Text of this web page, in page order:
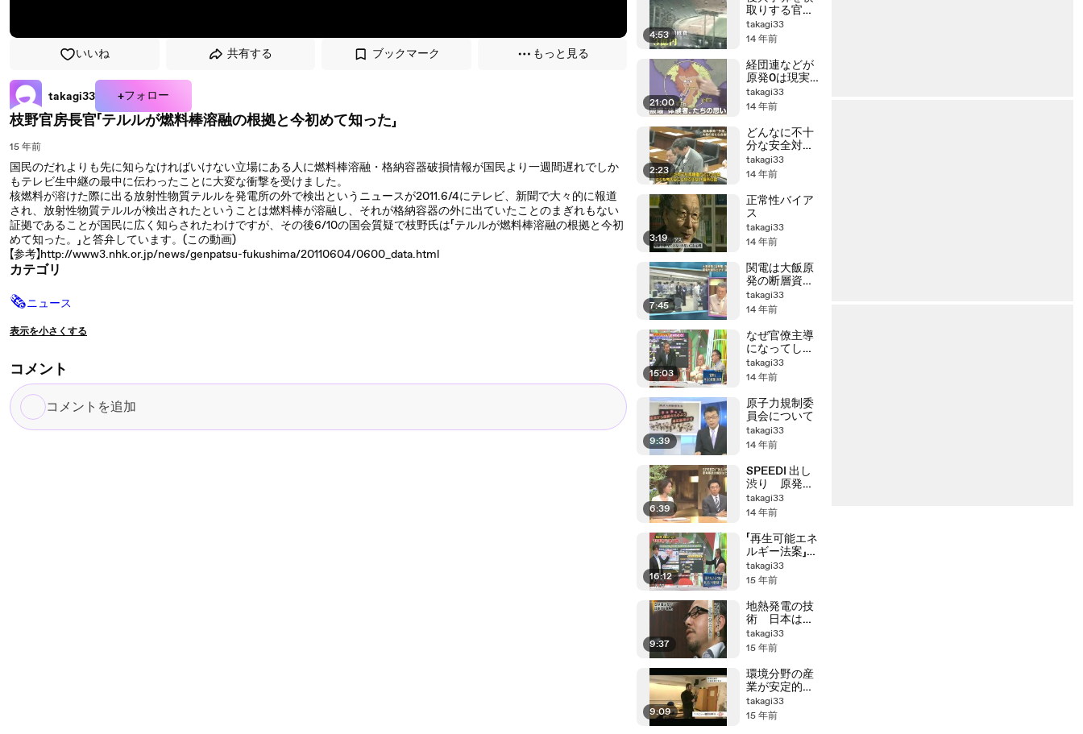
いいね 共有する ブックマーク もっと見る
takagi33 +フォロー
枝野官房長官「テルルが燃料棒溶融の根拠と今初めて知った」
15 年前
国民のだれよりも先に知らなければいけない立場にある人に燃料棒溶融・格納容器破損情報が国民より一週間遅れでしか
もテレビ生中継の最中に伝わったことに大変な衝撃を受けました。
核燃料が溶けた際に出る放射性物質テルルを発電所の外で検出というニュースが2011.6/4にテレビ、新聞で大々的に報道
され、放射性物質テルルが検出されたということは燃料棒が溶融し、それが格納容器の外に出ていたことのまぎれもない
証拠であることが国民に広く知らされたわけですが、その後6/10の国会質疑で枝野氏は「テルルが燃料棒溶融の根拠と今初
めて知った。」と答弁しています。(この動画)
【参考】http://www3.nhk.or.jp/news/genpatsu-fukushima/20110604/0600_data.html
カテゴリ
🗞ニュース
表示を小さくする
コメント
コ
メ
4:53
取りする官僚
たち
takagi33
14 年前
21:00
経団連などが
原発0は現実的
でないと言っ
ているのは無
takagi33
14 年前
2:23
どんなに不十
分な安全対策
でも再稼働あ
るのみ
takagi33
14 年前
3:19
正常性バイア
ス
takagi33
14 年前
7:45
関電は大飯原
発の断層資料
紛失
takagi33
14 年前
15:03
なぜ官僚主導
になってしま
うのか?
takagi33
14 年前
9:39
原子力規制委
員会について
takagi33
14 年前
6:39
SPEEDI 出し
渋り 原発事
故の教訓はど
こに
takagi33
14 年前
16:12
「再生可能エネ
ルギー法案」
の"真実"
takagi33
15 年前
9:37
地熱発電の技
術 日本は最
先端
takagi33
15 年前
9:09
環境分野の産
業が安定的な
雇用 デンマ
ーク
takagi33
15 年前